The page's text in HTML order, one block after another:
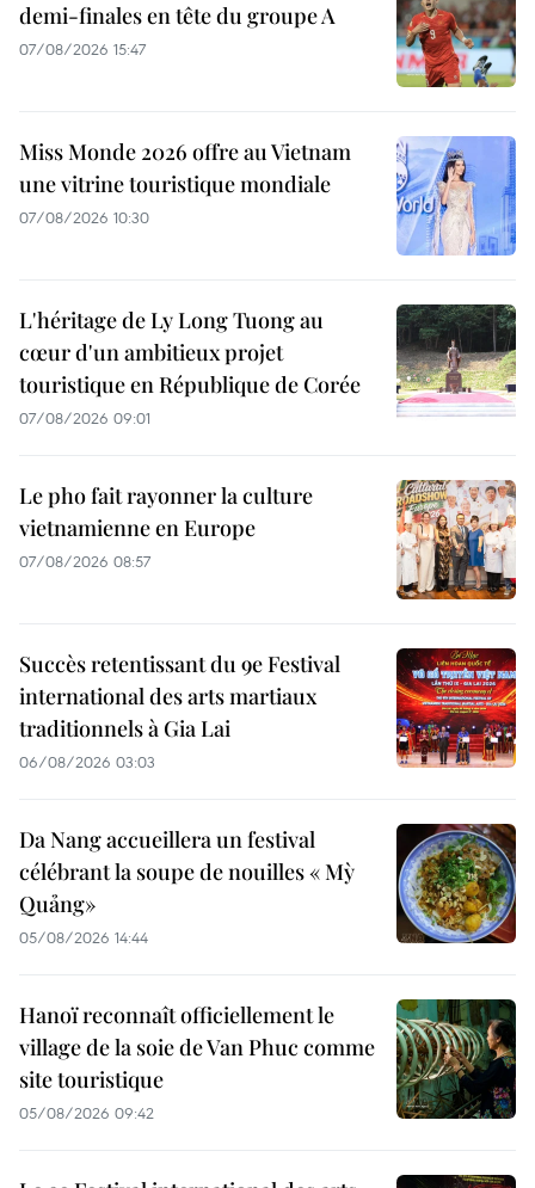
demi-finales en tête du groupe A
07/08/2026 15:47
Miss Monde 2026 offre au Vietnam
une vitrine touristique mondiale
07/08/2026 10:30
L'héritage de Ly Long Tuong au
cœur d'un ambitieux projet
touristique en République de Corée
07/08/2026 09:01
Le pho fait rayonner la culture
vietnamienne en Europe
07/08/2026 08:57
Succès retentissant du 9e Festival
international des arts martiaux
traditionnels à Gia Lai
06/08/2026 03:03
Da Nang accueillera un festival
célébrant la soupe de nouilles « Mỳ
Quảng»
05/08/2026 14:44
Hanoï reconnaît officiellement le
village de la soie de Van Phuc comme
site touristique
05/08/2026 09:42